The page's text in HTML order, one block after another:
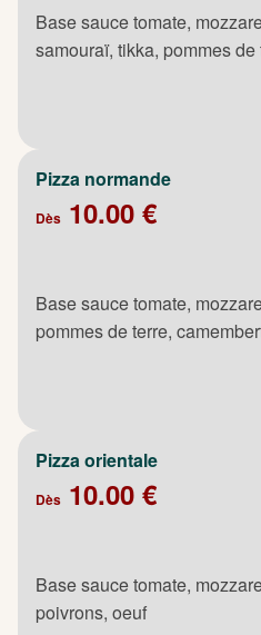
Base sauce tomate,
samouraï, tikka, pommes
Pizza normande
Dès 10.00 €
Base sauce tomate,
pommes de terre,
Pizza orientale
Dès 10.00 €
Base sauce tomate,
poivrons, oeuf